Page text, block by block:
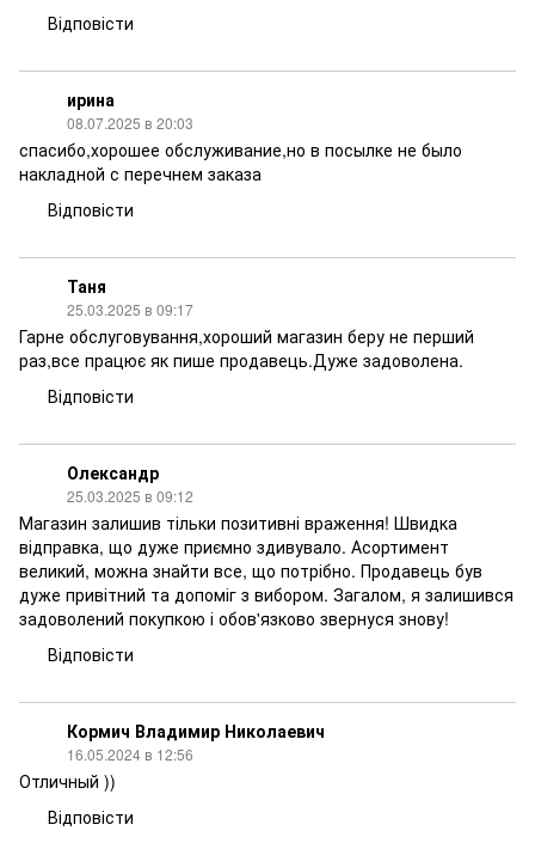
Відповісти
ирина
08.07.2025 в 20:03
спасибо,хорошее обслуживание,но в посылке не было
накладной с перечнем заказа
Відповісти
Таня
25.03.2025 в 09:17
Гарне обслуговування,хороший магазин беру не перший
раз,все працює як пише продавець.Дуже задоволена.
Відповісти
Олександр
25.03.2025 в 09:12
Магазин залишив тільки позитивні враження! Швидка
відправка, що дуже приємно здивувало. Асортимент
великий, можна знайти все, що потрібно. Продавець був
дуже привітний та допоміг з вибором. Загалом, я залишився
задоволений покупкою і обов'язково звернуся знову!
Відповісти
Кормич Владимир Николаевич
16.05.2024 в 12:56
Отличный ))
Відповісти